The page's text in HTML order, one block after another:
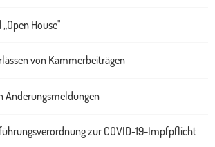
House"
von Kammerbeiträgen
Änderungsmeldungen
zur COVID-19-Impfpflicht